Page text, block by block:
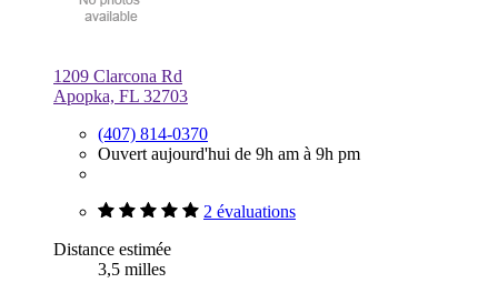
1209 Clarcona Rd
Apopka, FL 32703
(407) 814-0370
Ouvert aujourd'hui de 9h am à 9h pm
2 évaluations
Distance estimée
3,5 milles